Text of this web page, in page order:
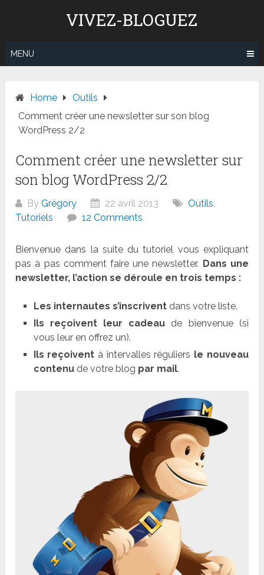
VIVEZ-BLOGUEZ
MENU
Home
Outils
Comment créer une newsletter sur son blog
WordPress 2/2
Comment créer une newsletter sur
son blog WordPress 2/2
ByGrégory 22 avril 2013 Outils,
Tutoriels
12 Comments
Bienvenue dans la suite du tutoriel vous expliquant
pas à pas comment faire une newsletter. Dans une
newsletter, l’action se déroule en trois temps :
Les internautes s’inscriventdans votre liste.
Ils reçoivent leur cadeau de bienvenue (si
vous leur en offrez un).
Ils reçoivent à intervalles réguliers le nouveau
contenude votre blog par mail.